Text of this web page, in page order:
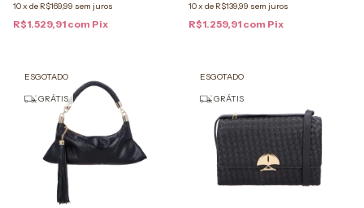
10x de R$169,99 sem juros
R$1.529,91 com Pix
10x de R$139,99 sem juros
R$1.259,91 com Pix
ESGOTADO
GRÁTIS
ESGOTADO
GRÁTIS